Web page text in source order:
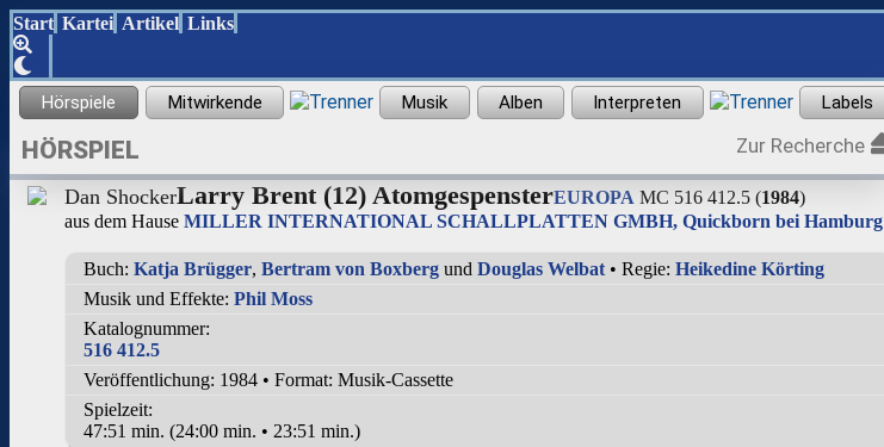
Start Kartei Artikel Links
HÖRSPIEL Zur Recherche
Dan ShockerLarry Brent (12) AtomgespensterEUROPA MC 516 412.5 (1984)
aus dem Hause MILLER INTERNATIONAL SCHALLPLATTEN GMBH, Quickborn bei Hamburg
Buch: Katja Brügger, Bertram von Boxberg und Douglas Welbat • Regie: Heikedine Körting
Musik und Effekte: Phil Moss
Katalognummer:
516 412.5
Veröffentlichung: 1984 • Format: Musik-Cassette
Spielzeit:
47:51 min. (24:00 min. • 23:51 min.)